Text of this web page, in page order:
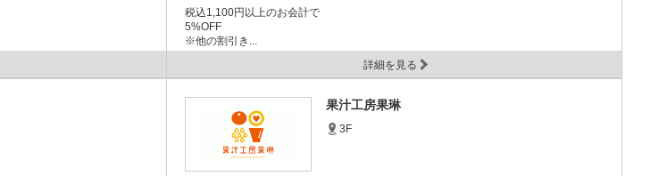
税込1,100円以上のお会計で
5%OFF
※他の割引き...
詳細を見る
果汁工房果琳
3F